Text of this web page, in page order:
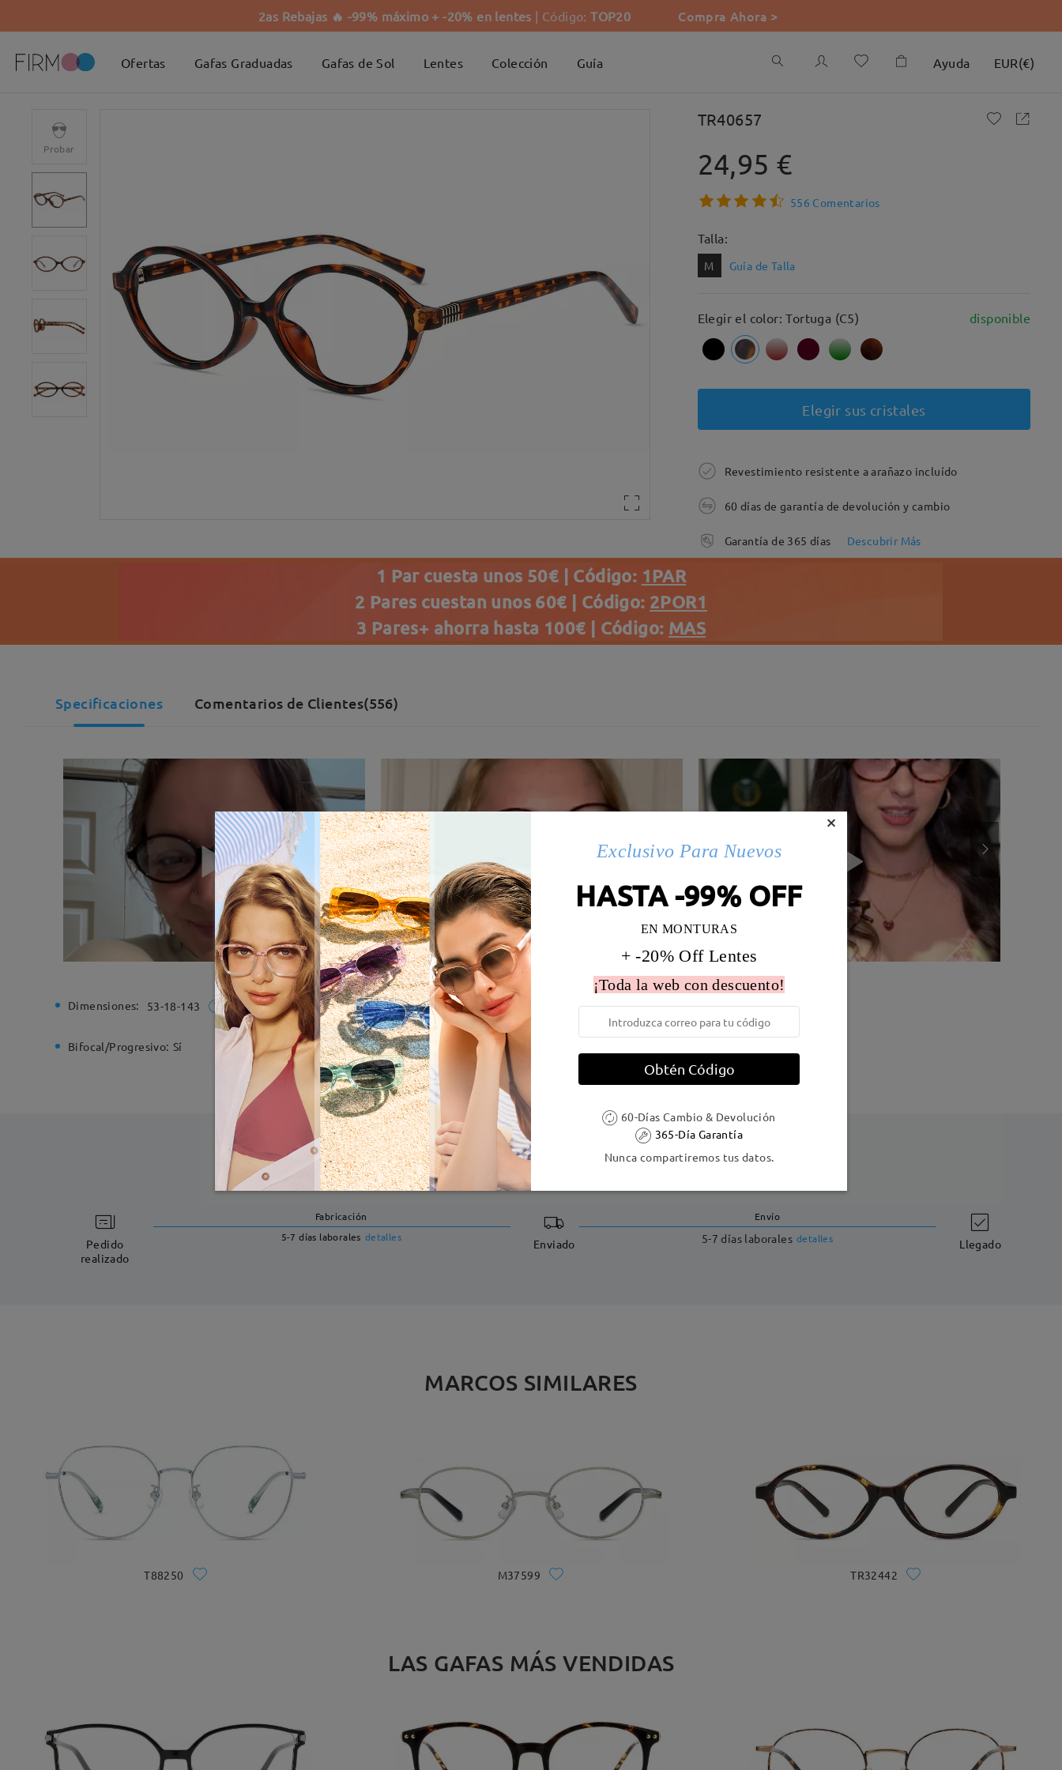
2as Rebajas 🔥 -99% máximo + -20% en lentes | Código:TOP20 Compra Ahora >
Ofertas Gafas Graduadas Gafas de Sol Lentes Colección Guía Ayuda EUR(€)
Probar
TR40657
24,95 €
556 Comentarios
Talla:
M Guía de Talla
Elegir el color: Tortuga (C5) disponible
Elegir sus cristales
Revestimiento resistente a arañazo incluído
60 días de garantía de devolución y cambio
Garantía de 365 días Descubrir Más
1 Par cuesta unos 50€ | Código: 1PAR
2 Pares cuestan unos 60€ | Código: 2POR1
3 Pares+ ahorra hasta 100€ | Código: MAS
Specificaciones Comentarios de Clientes(556)
Dimensiones: 53-18-143 Ancho de la montura: 129 mm Medio) Diametro de lentes: 53 mm Peso:
Bifocal/Progresivo: Sí Bisagra de resorte: No
DELIVERY
Pedido
realizado
Fabricación
5-7 días laborales detalles Enviado
Envío
5-7 días laborales detalles Llegado
MARCOS SIMILARES
T88250 M37599 TR32442
LAS GAFAS MÁS VENDIDAS
×
Exclusivo Para Nuevos
HASTA -99% OFF
EN MONTURAS
+ -20% Off Lentes
¡Toda la web con descuento!
Obtén Código
60-Días Cambio & Devolución
365-Día Garantía
Nunca compartiremos tus datos.